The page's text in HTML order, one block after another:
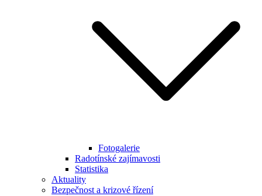
Fotogalerie
Radotínské zajímavosti
Statistika
Aktuality
Bezpečnost a krizové řízení